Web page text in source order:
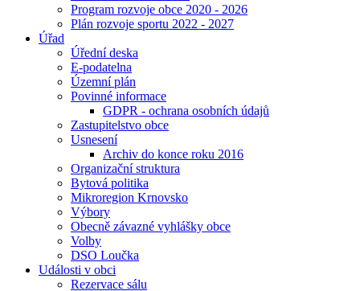
Program rozvoje obce 2020 - 2026
Plán rozvoje sportu 2022 - 2027
Úřad
Úřední deska
E-podatelna
Územní plán
Povinné informace
GDPR - ochrana osobních údajů
Zastupitelstvo obce
Usnesení
Archiv do konce roku 2016
Organizační struktura
Bytová politika
Mikroregion Krnovsko
Výbory
Obecně závazné vyhlášky obce
Volby
DSO Loučka
Události v obci
Rezervace sálu